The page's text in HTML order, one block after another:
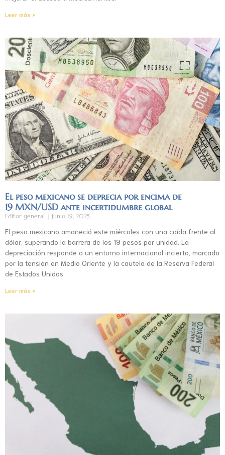
Leer más »
El peso mexicano se deprecia por encima de
19 MXN/USD ante incertidumbre global
Editor general junio 19, 2025
El peso mexicano amaneció este miércoles con una caída frente al
dólar, superando la barrera de los 19 pesos por unidad. La
depreciación responde a un entorno internacional incierto, marcado
por la tensión en Medio Oriente y la cautela de la Reserva Federal
de Estados Unidos.
Leer más »